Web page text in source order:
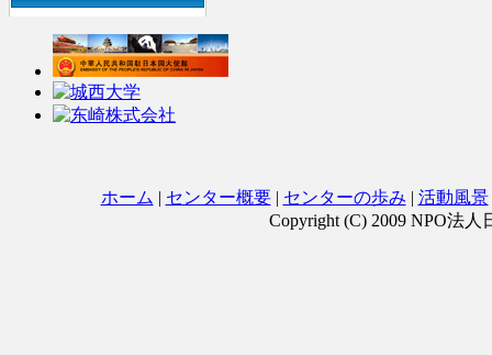
ホーム | センター概要| センターの歩み | 活動風景
Copyright (C) 2009 NPO法